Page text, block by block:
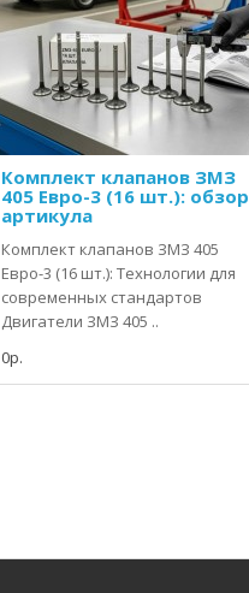
Комплект клапанов ЗМЗ
405 Евро-3 (16 шт.): обзор
артикула
Комплект клапанов ЗМЗ 405
Евро-3 (16 шт.): Технологии для
современных стандартов
Двигатели ЗМЗ 405 ..
0р.